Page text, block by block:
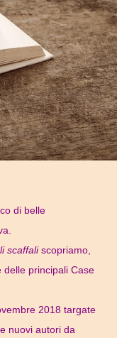
di belle
scaffaliscopriamo,
delle principali Case
2018 targate
nuovi autori da